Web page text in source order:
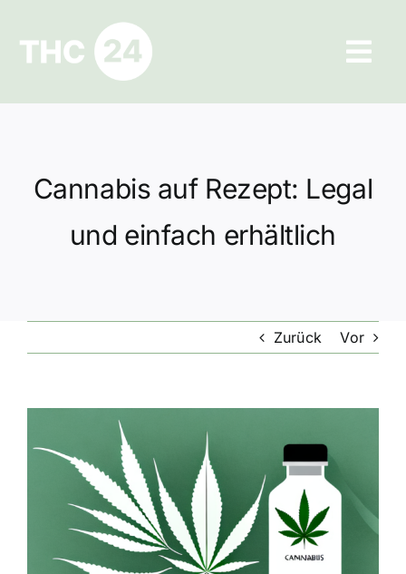
springen
Ratgeber
Datenschutz
Cannabis auf Rezept: Legal
und einfach erhältlich
Zurück Vor
grösseres